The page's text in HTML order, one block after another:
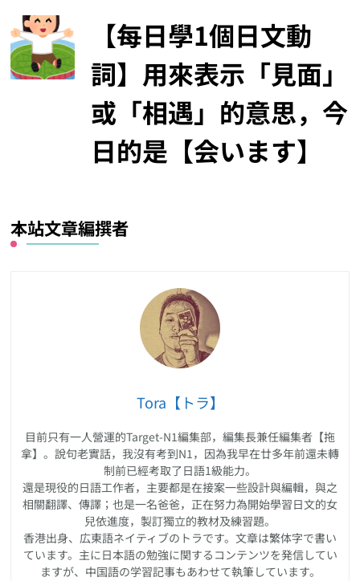
【每日學1個日文動
詞】用來表示「見面」
或「相遇」的意思，今
日的是【会います】
本站文章編撰者
Tora【トラ】
目前只有一人營運的Target-N1編集部，編集長兼任編集者【拖
拿】。說句老實話，我沒有考到N1，因為我早在廿多年前還未轉
制前已經考取了日語1級能力。
還是現役的日語工作者，主要都是在接案一些設計與編輯，與之
相關翻譯、傳譯；也是一名爸爸，正在努力為開始學習日文的女
兒依進度，製訂獨立的教材及練習題。
香港出身、広東語ネイティブのトラです。文章は繁体字で書い
ています。主に日本語の勉強に関するコンテンツを発信してい
ますが、中国語の学習記事もあわせて執筆しています。